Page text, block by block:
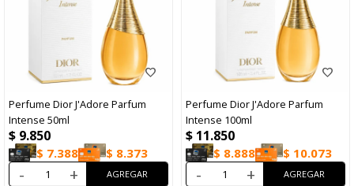
Perfume Dior J'Adore Parfum
Intense 50ml
$ 9.850
$ 7.388 $ 8.373
- +
Perfume Dior J'Adore Parfum
Intense 100ml
$ 11.850
$ 8.888 $ 10.073
- +